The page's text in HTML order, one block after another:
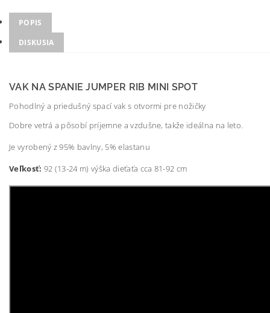
POPIS
DISKUSIA
VAK NA SPANIE JUMPER RIB MINI SPOT
Pohodlný a priedušný spací vak s otvormi pre nožičky
Dobre vetrá a pôsobí príjemne a vzdušne, takže ideálna na leto.
Je vyrobený z 95% bavlny, 5% elastanu
Veľkosť: 92 (13-24 m) výška dieťaťa cca 81-92 cm